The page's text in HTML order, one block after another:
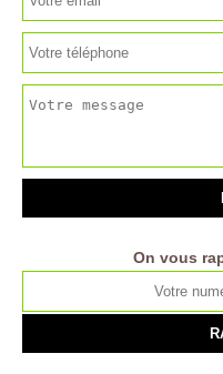
On vous